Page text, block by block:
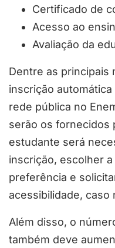
Certificado de
Acesso ao
Avaliação da
Dentre as principais
inscrição
rede pública no
serão os fornecidos
estudante será
inscrição, escolher
preferência e
acessibilidade, caso
Além disso, o
também deve